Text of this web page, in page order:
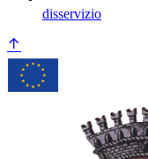
disservizio